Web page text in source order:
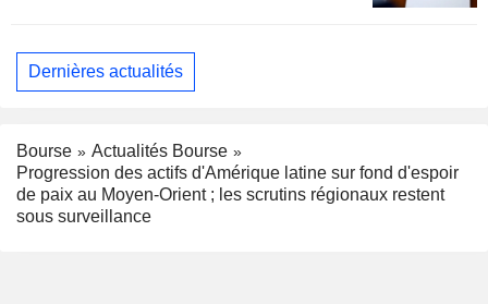
Dernières actualités
Bourse
Actualités Bourse
Progression des actifs d'Amérique latine sur fond d'espoir
de paix au Moyen-Orient ; les scrutins régionaux restent
sous surveillance